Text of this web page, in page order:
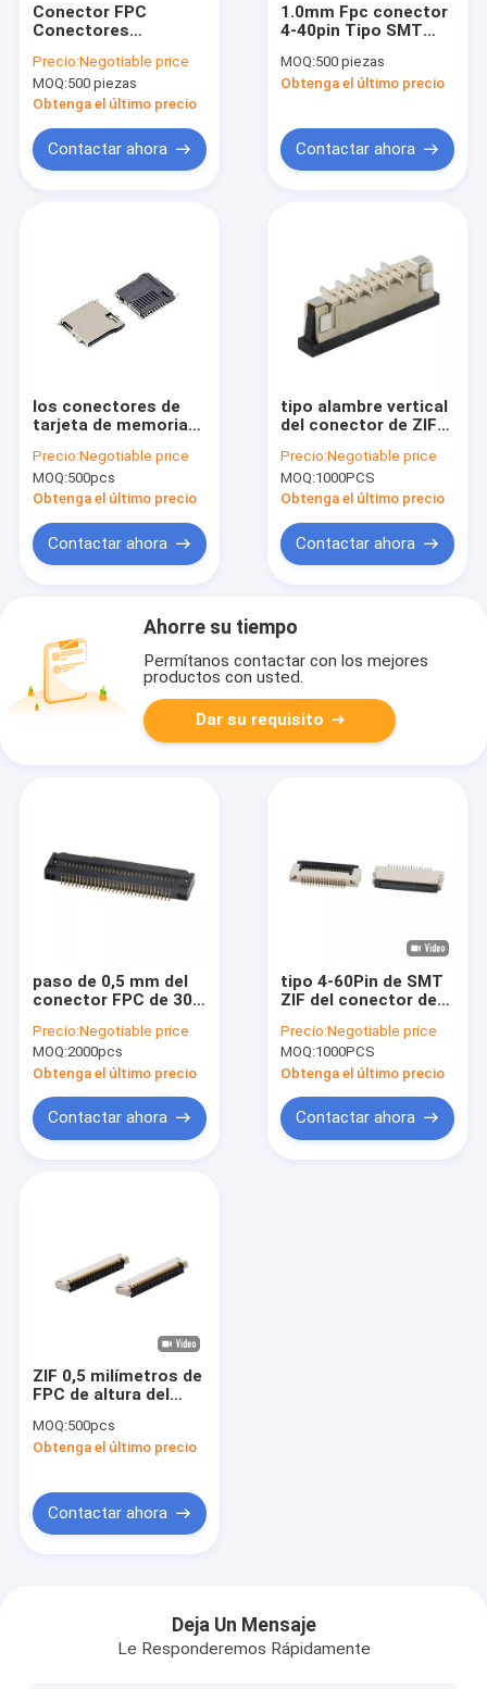
Conector FPC
Conectores
bloqueo de
retroceso ZIF Tipo
H2.0mm 4-60pin
FPC/FFC
Precio:Negotiable price
MOQ:500 piezas
Obtenga el último precio
Contactar ahora
1.0mm Fpc conector
4-40pin Tipo SMT
superior superior 1.0
FPC conector
MOQ:500 piezas
Obtenga el último precio
Contactar ahora
los conectores de
tarjeta de memoria
de 9p T empujan el
tipo 10000 ciclos
Precio:Negotiable price
MOQ:500pcs
Obtenga el último precio
Contactar ahora
tipo alambre vertical
del conector de ZIF
SMT de 28Pin 1.0m m
para subir
Precio:Negotiable price
MOQ:1000PCS
Obtenga el último precio
Contactar ahora
Ahorre su tiempo
Permítanos contactar con los mejores
productos con usted.
Dar su requisito
paso de 0,5 mm del
conector FPC de 30
SMT vertical de 1,8 H
Precio:Negotiable price
MOQ:2000pcs
Obtenga el último precio
Contactar ahora
tipo 4-60Pin de SMT
ZIF del conector de
0.5m m del ángulo
recto 1.5H
Precio:Negotiable price
MOQ:1000PCS
Obtenga el último precio
Contactar ahora
ZIF 0,5 milímetros de
FPC de altura del
para el módulo del
LCD
MOQ:500pcs
Obtenga el último precio
Contactar ahora
Deja Un Mensaje
Le Responderemos Rápidamente